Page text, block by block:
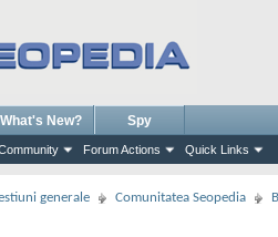
Forum Actions Quick Links
What's New? Spy
generale Comunitatea Seopedia